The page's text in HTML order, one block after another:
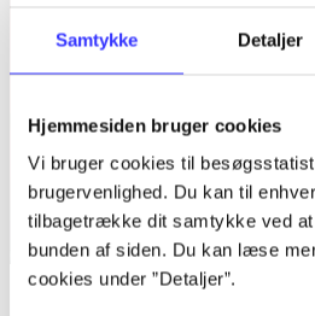
Samtykke Detaljer
Hjemmesiden bruger cookies
Vi bruger cookies til
brugervenlighed. Du kan til
tilbagetrække dit samtykke ved at
bunden af siden. Du kan læse
cookies under ”Detaljer”.